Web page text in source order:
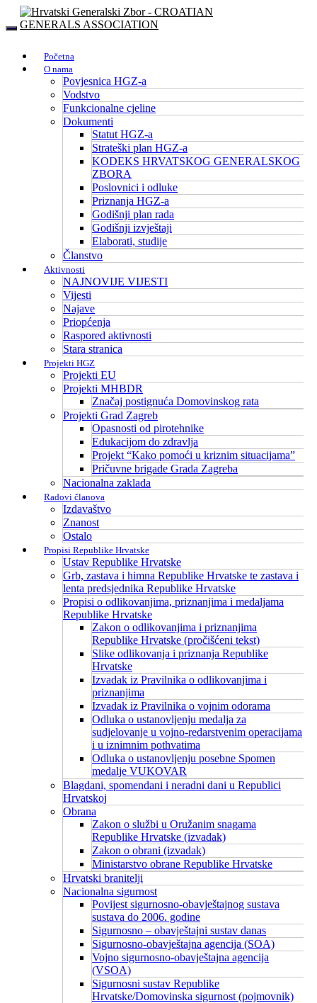
Početna
O nama
Povjesnica HGZ-a
Vodstvo
Funkcionalne cjeline
Dokumenti
Statut HGZ-a
Strateški plan HGZ-a
KODEKS HRVATSKOG GENERALSKOG
ZBORA
Poslovnici i odluke
Priznanja HGZ-a
Godišnji plan rada
Godišnji izvještaji
Elaborati, studije
Članstvo
Aktivnosti
NAJNOVIJE VIJESTI
Vijesti
Najave
Priopćenja
Raspored aktivnosti
Stara stranica
Projekti HGZ
Projekti EU
Projekti MHBDR
Značaj postignuća Domovinskog rata
Projekti Grad Zagreb
Opasnosti od pirotehnike
Edukacijom do zdravlja
Projekt “Kako pomoći u kriznim situacijama”
Pričuvne brigade Grada Zagreba
Nacionalna zaklada
Radovi članova
Izdavaštvo
Znanost
Ostalo
Propisi Republike Hrvatske
Ustav Republike Hrvatske
Grb, zastava i himna Republike Hrvatske te zastava i
lenta predsjednika Republike Hrvatske
Propisi o odlikovanjima, priznanjima i medaljama
Republike Hrvatske
Zakon o odlikovanjima i priznanjima
Republike Hrvatske (pročišćeni tekst)
Slike odlikovanja i priznanja Republike
Hrvatske
Izvadak iz Pravilnika o odlikovanjima i
priznanjima
Izvadak iz Pravilnika o vojnim odorama
Odluka o ustanovljenju medalja za
sudjelovanje u vojno-redarstvenim operacijama
i u iznimnim pothvatima
Odluka o ustanovljenju posebne Spomen
medalje VUKOVAR
Blagdani, spomendani i neradni dani u Republici
Hrvatskoj
Obrana
Zakon o službi u Oružanim snagama
Republike Hrvatske (izvadak)
Zakon o obrani (izvadak)
Ministarstvo obrane Republike Hrvatske
Hrvatski branitelji
Nacionalna sigurnost
Povijest sigurnosno-obavještajnog sustava
sustava do 2006. godine
Sigurnosno – obavještajni sustav danas
Sigurnosno-obavještajna agencija (SOA)
Vojno sigurnosno-obavještajna agencija
(VSOA)
Sigurnosni sustav Republike
Hrvatske/Domovinska sigurnost (pojmovnik)